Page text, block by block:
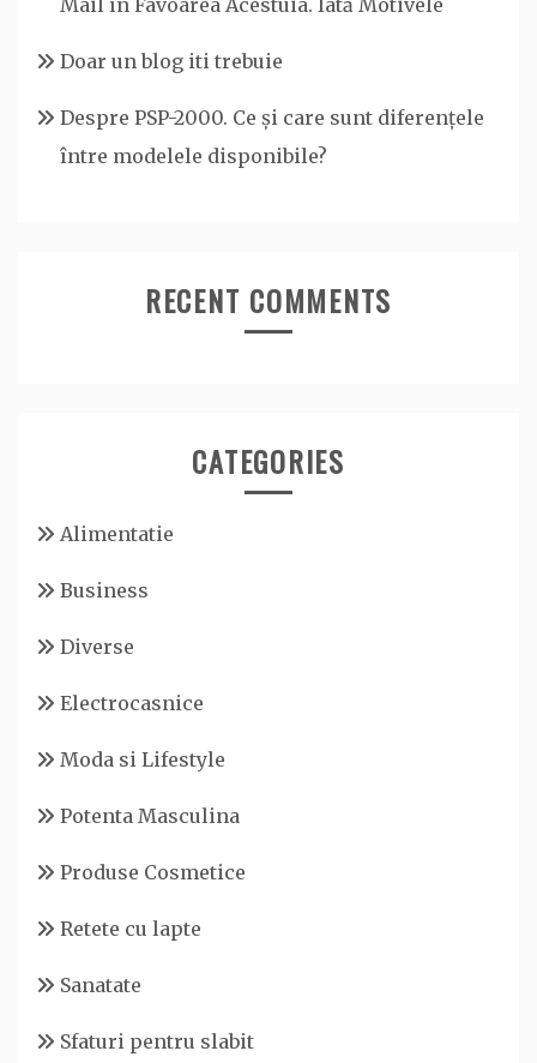
Doar un blog iti trebuie
Despre PSP-2000. Ce și care sunt diferențele
între modelele disponibile?
RECENT COMMENTS
CATEGORIES
Alimentatie
Business
Diverse
Electrocasnice
Moda si Lifestyle
Potenta Masculina
Produse Cosmetice
Retete cu lapte
Sanatate
Sfaturi pentru slabit